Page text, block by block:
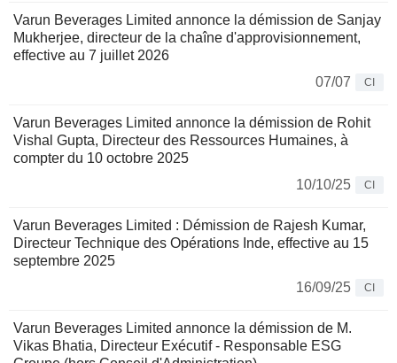
Varun Beverages Limited annonce la démission de Sanjay
Mukherjee, directeur de la chaîne d'approvisionnement,
effective au 7 juillet 2026
07/07
CI
Varun Beverages Limited annonce la démission de Rohit
Vishal Gupta, Directeur des Ressources Humaines, à
compter du 10 octobre 2025
10/10/25
CI
Varun Beverages Limited : Démission de Rajesh Kumar,
Directeur Technique des Opérations Inde, effective au 15
septembre 2025
16/09/25
CI
Varun Beverages Limited annonce la démission de M.
Vikas Bhatia, Directeur Exécutif - Responsable ESG